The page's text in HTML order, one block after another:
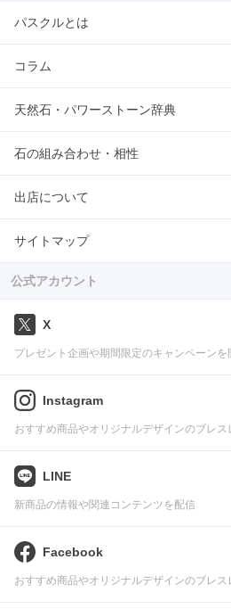
パスクルとは
コラム
天然石・パワーストーン辞典
石の組み合わせ・相性
出店について
サイトマップ
公式アカウント
X
プレゼント企画や期間限定のキャンペーンを
Instagram
おすすめ商品やオリジナルデザインのブレス
LINE
新商品の情報や関連コンテンツを配信
Facebook
おすすめ商品やオリジナルデザインのブレス